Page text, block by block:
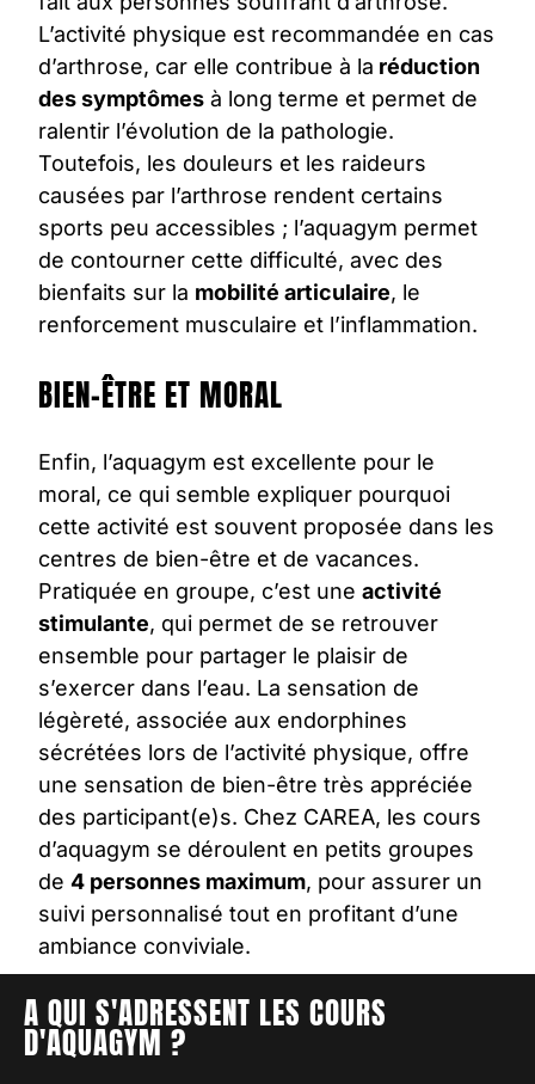
L’activité physique est recommandée en cas
d’arthrose, car elle contribue à la réduction
des symptômes à long terme et permet de
ralentir l’évolution de la pathologie.
Toutefois, les douleurs et les raideurs
causées par l’arthrose rendent certains
sports peu accessibles ; l’aquagym permet
de contourner cette difficulté, avec des
bienfaits sur la mobilité articulaire, le
renforcement musculaire et l’inflammation.
BIEN-ÊTRE ET MORAL
Enfin, l’aquagym est excellente pour le
moral, ce qui semble expliquer pourquoi
cette activité est souvent proposée dans les
centres de bien-être et de vacances.
Pratiquée en groupe, c’est uneactivité
stimulante, qui permet de se retrouver
ensemble pour partager le plaisir de
s’exercer dans l’eau. La sensation de
légèreté, associée aux endorphines
sécrétées lors de l’activité physique, offre
une sensation de bien-être très appréciée
des participant(e)s. Chez CAREA, les cours
d’aquagym se déroulent en petits groupes
de4 personnes maximum, pour assurer un
suivi personnalisé tout en profitant d’une
ambiance conviviale.
A QUI S'ADRESSENT LES COURS
D'AQUAGYM ?